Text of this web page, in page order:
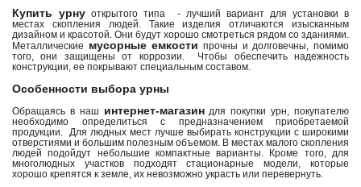
Купить урну открытого типа - лучший вариант для установки в
местах скопления людей. Такие изделия отличаются изысканным
дизайном и красотой. Они будут хорошо смотреться рядом со зданиями.
Металлические мусорные емкости прочны и долговечны, помимо
того, они защищены от коррозии. Чтобы обеспечить надежность
конструкции, ее покрывают специальным составом.
Особенности выбора урны
Обращаясь в наш интернет-магазиндля покупки урн, покупателю
необходимо определиться с предназначением приобретаемой
продукции. Для людных мест лучше выбирать конструкции с широкими
отверстиями и большим полезным объемом. В местах малого скопления
людей подойдут небольшие компактные варианты. Кроме того, для
многолюдных участков подходят стационарные модели, которые
хорошо крепятся к земле, их невозможно украсть или перевернуть.